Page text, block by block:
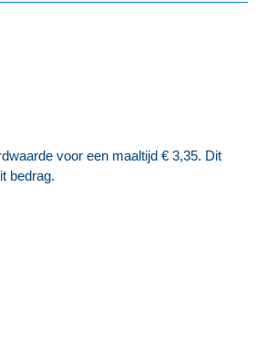
voor een maaltijd € 3,35. Dit
bedrag.